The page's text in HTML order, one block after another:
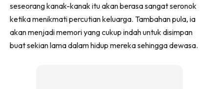
seseorang kanak-kanak itu akan berasa sangat seronok
ketika menikmati percutian keluarga. Tambahan pula, ia
akan menjadi memori yang cukup indah untuk disimpan
buat sekian lama dalam hidup mereka sehingga dewasa.